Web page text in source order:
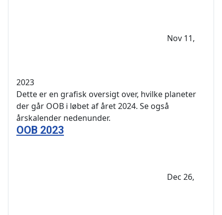
Nov 11,
2023
Dette er en grafisk oversigt over, hvilke planeter
der går OOB i løbet af året 2024. Se også
årskalender nedenunder.
OOB 2023
Dec 26,